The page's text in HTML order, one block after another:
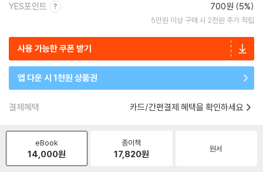
YES포인트 700원 (5%)
5만원 이상 구매 시 2천원 추가 적립
사용 가능한 쿠폰 받기
앱 다운 시 1천원 상품권
결제혜택 카드/간편결제 혜택을 확인하세요
eBook
14,000원
종이책
17,820원 원서